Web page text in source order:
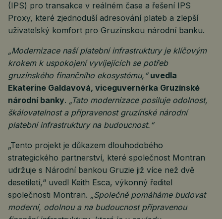
(IPS) pro transakce v reálném čase a řešení IPS
Proxy, které zjednoduší adresování plateb a zlepší
uživatelský komfort pro Gruzínskou národní banku.
„Modernizace naší platební infrastruktury je klíčovým
krokem k uspokojení vyvíjejících se potřeb
gruzínského finančního ekosystému,“ uvedla
Ekaterine Galdavová, viceguvernérka Gruzínské
národní banky. „Tato modernizace posiluje odolnost,
škálovatelnost a připravenost gruzínské národní
platební infrastruktury na budoucnost.“
„Tento projekt je důkazem dlouhodobého
strategického partnerství, které společnost Montran
udržuje s Národní bankou Gruzie již více než dvě
desetiletí,“ uvedl Keith Esca, výkonný ředitel
společnosti Montran. „Společně pomáháme budovat
moderní, odolnou a na budoucnost připravenou